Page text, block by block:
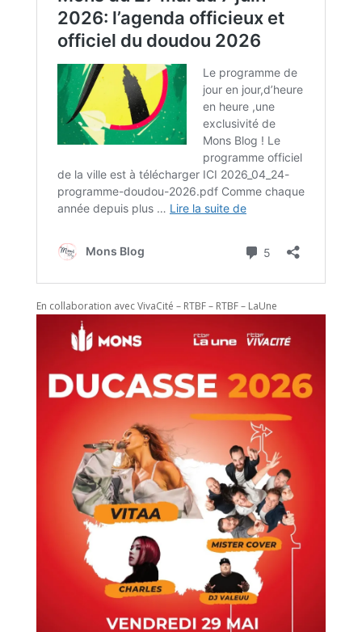
En collaboration avec VivaCité – RTBF – RTBF – LaUne